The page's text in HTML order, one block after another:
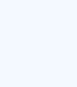
клиенту о
вакцинации.